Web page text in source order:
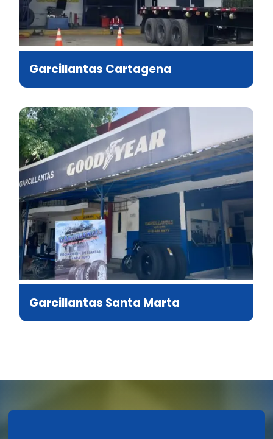
Garcillantas Cartagena
Garcillantas Santa Marta